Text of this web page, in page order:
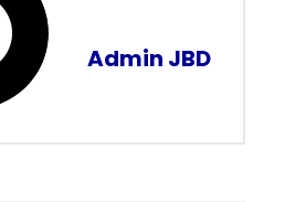
Admin JBD